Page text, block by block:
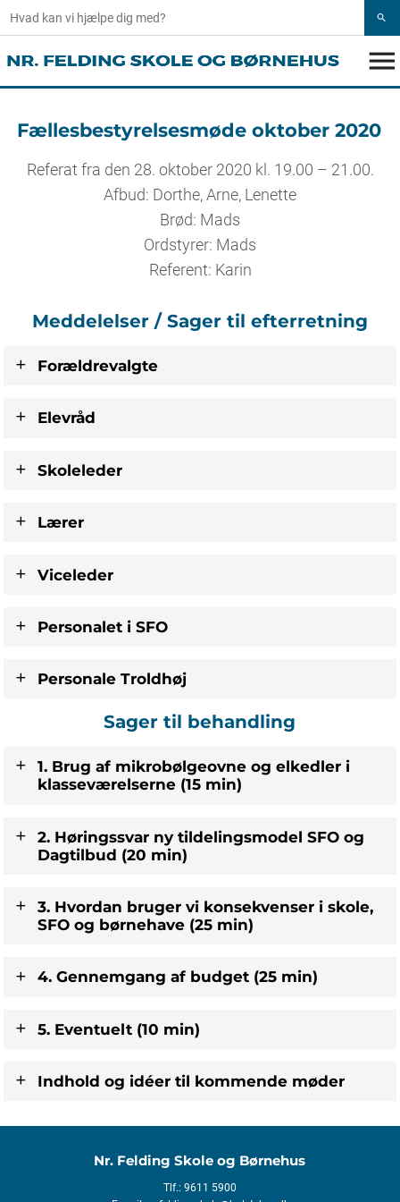
search
menu
Fællesbestyrelsesmøde oktober 2020
Referat fra den 28. oktober 2020 kl. 19.00 – 21.00.
Afbud: Dorthe, Arne, Lenette
Brød: Mads
Ordstyrer: Mads
Referent: Karin
Meddelelser / Sager til efterretning
Forældrevalgte
Elevråd
Skoleleder
Lærer
Viceleder
Personalet i SFO
Personale Troldhøj
Sager til behandling
1. Brug af mikrobølgeovne og elkedler i
klasseværelserne (15 min)
2. Høringssvar ny tildelingsmodel SFO og
Dagtilbud (20 min)
3. Hvordan bruger vi konsekvenser i skole,
SFO og børnehave (25 min)
4. Gennemgang af budget (25 min)
5. Eventuelt (10 min)
Indhold og idéer til kommende møder
Nr. Felding Skole og Børnehus
Tlf.: 9611 5900